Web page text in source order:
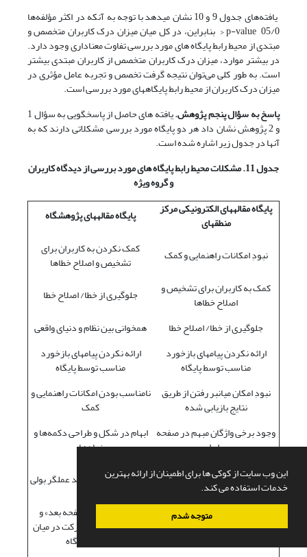
این وب سایت از کوکی ها برای اطمینان از ارائه بهترین
خدمات استفاده می کند.
متوجه شدم
یافته‌های جدول 9 و 10 نشان می‎دهد با توجه به آنکه در اکثر مؤلفه‌ها
05/0 p-value < بنابراین، در کل میان میزان درک کاربران متخصص و
مبتدی از محیط رابط پایگاه های مورد بررسی تفاوت معناداری وجود دارد.
در بیشتر موارد، میزان درک کاربران متخصص از کاربران مبتدی بیشتر
است. به طور کلی می‌توان نتیجه گرفت تخصص و تجربه عامل مؤثری در
میزان درک کاربران از محیط رابط پایگا‎ه‎های مورد بررسی است.
پاسخ به سؤال پنجم پژوهش.
یافته های حاصل از پاسخگویی به سؤال 1
و 2 پژوهش نشان داد هر دو پایگاه مورد بررسی مشکلاتی دارند که به
آنها در جدول زیر اشاره شده است.
جدول 11. مشکلات محیط رابط پایگاه های مورد بررسی از دیدگاه کاربران
و گروه ویژه
پایگاه مقاله‎های الکترونیکی مرکز
منطقه‎ای پایگاه مقاله‎های پژوهشگاه
نبودِ امکانات راهنمایی و کمک کمک نکردن به کاربران برای
تشخیص و اصلاح خطاها
کمک به کاربران برای تشخیص و
اصلاح خطاها
جلوگیری از خطا/ اصلاح خطا
جلوگیری از خطا/ اصلاح خطا
همخوانی بین نظام و دنیای واقعی
ارائه نکردن پیامهای بازخورد
مناسب توسط پایگاه
ارائه نکردن پیامهای بازخورد
مناسب توسط پایگاه
نبودِ امکان میانبر رفتن از طریق
نتایج بازیابی شده
نامناسب بودن امکانات راهنمایی و
کمک
وجود برخی واژگان مبهم در صفحه
رابط
ابهام در شکل و طراحی دکمه‌‌ها و
نمادها
عملکرد نامناسب عملگرهای بولی
هنگام ترکیب نبودِ امکان ترکیب چند عملگر بولی
عدم امکان مرتب کردن نتایج بازیابی
شده بر اساس نیاز کاربر
نبودِ گزینه‌های «صفحه بعد» و
«صفحه قبل» برای حرکت در میان
صفحات پایگاه